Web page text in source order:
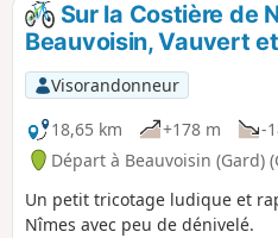
Sur la Costière de
Beauvoisin, Vauvert
Visorandonneur
18,65 km
+178 m -
Départ à Beauvoisin (Gard)
Un petit tricotage ludique et
Nîmes avec peu de dénivelé.